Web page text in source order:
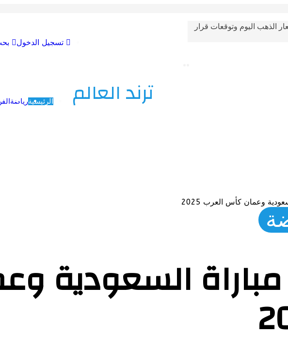
الذهب اليوم وتوقعات قرار
تسجيل الدخول
ترند العالم الرئيسيةرياضة
وعمان كأس العرب 2025
السعودية